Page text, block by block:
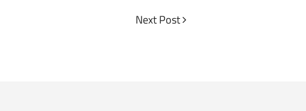
Next
Next Post